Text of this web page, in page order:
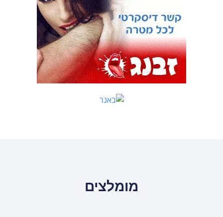
מומלצים